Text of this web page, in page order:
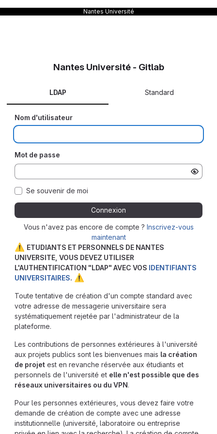
Nantes Université
⚠️ ETUDIANTS ET PERSONNELS DE NANTES
UNIVERSITE, VOUS DEVEZ UTILISER
L'AUTHENTIFICATION "LDAP" AVEC VOS IDENTIFIANTS
UNIVERSITAIRES. ⚠️
Toute tentative de création d'un compte standard avec
votre adresse de messagerie universitaire sera
systématiquement rejetée par l'administrateur de la
plateforme.
Les contributions de personnes extérieures à l'université
aux projets publics sont les bienvenues mais la création
de projet est en revanche réservée aux étudiants et
personnels de l'université et elle n'est possible que des
réseaux universitaires ou du VPN.
Pour les personnes extérieures, vous devez faire votre
demande de création de compte avec une adresse
institutionnelle (université, laboratoire ou entreprise
Nantes Université - Gitlab
LDAP Standard
Nom d'utilisateur
Mot de passe
Se souvenir de moi
Connexion
Vous n'avez pas encore de compte ? Inscrivez-vous
maintenant